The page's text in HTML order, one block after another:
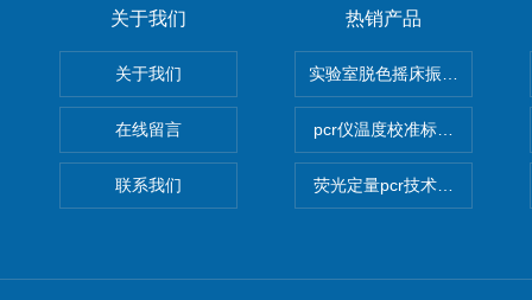
关于我们
关于我们
在线留言
联系我们
热销产品
实验室脱色摇床振荡器
pcr仪温度校准标定设备
荧光定量pcr技术定制化服务